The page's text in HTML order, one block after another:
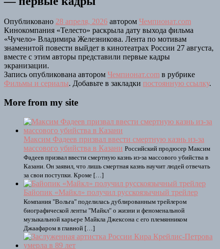
Опубликовано 28 апреля, 2026 автором Чемпионат.com
Кинокомпания «Телесто» раскрыла дату выхода фильма
«Чучело» Владимира Железникова. Лента по мотивам
знаменитой повести выйдет в кинотеатрах России 27 августа,
вместе с этим авторы представили первые кадры
экранизации.
Запись опубликована автором Чемпионат.com в рубрике
Фильмы и сериалы. Добавьте в закладки постоянную ссылку.
More from my site
Максим Фадеев призвал ввести смертную казнь из-за
массового убийства в Казани Российский продюсер Максим
Фадеев призвал ввести смертную казнь из-за массового убийства в
Казани. Он заявил, что лишь смертная казнь научит людей отвечать
за свои поступки. Кроме […]
Байопик «Майкл» получил русскоязычный трейлер
Компания "Вольга" поделилась дублированным трейлером
биографической ленты "Майкл" о жизни и феноменальной
музыкальной карьере Майкла Джексона с его племянником
Джаафаром в главной […]